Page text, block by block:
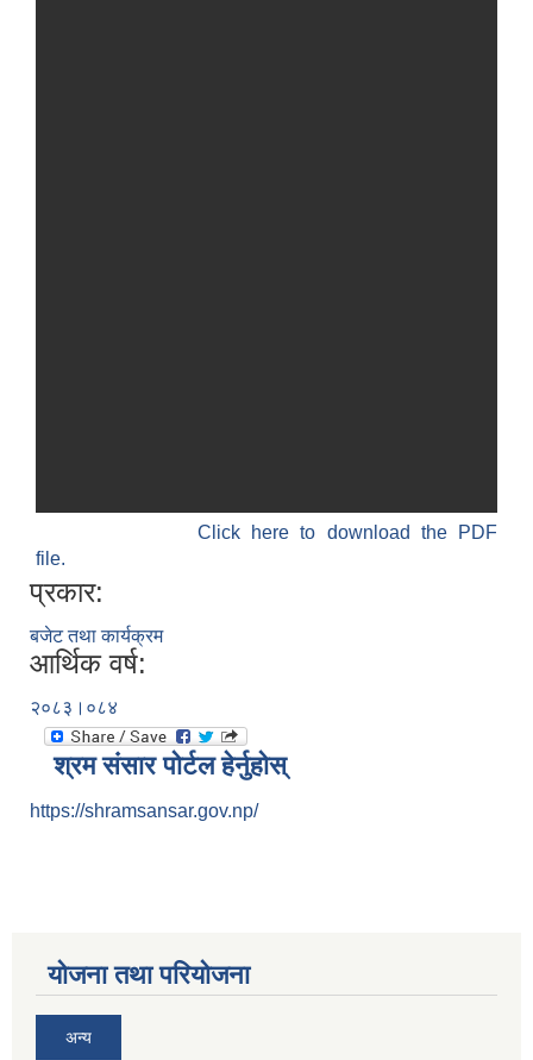
Click here to download the PDF
file.
प्रकार:
बजेट तथा कार्यक्रम
आर्थिक वर्ष:
२०८३।०८४
श्रम संसार पोर्टल हेर्नुहोस्
https://shramsansar.gov.np/
योजना तथा परियोजना
अन्य